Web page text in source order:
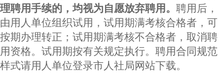
理聘用手续的，均视为自愿放弃聘用。 聘用后，
由用人单位组织试用，试用期满考核合格者，可
按期办理转正；试用期满考核不合格者，取消聘
用资格。试用期按有关规定执行。聘用合同规范
样式请用人单位登录市人社局网站下载。